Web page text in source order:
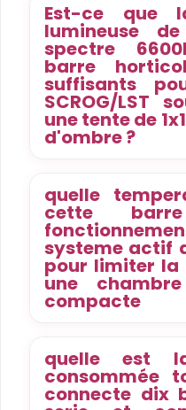
Est-ce que
lumineuse
spectre
barre
suffisants
SCROG/LST
une tente de
d'ombre ?
quelle
cette
systeme actif
pour limiter la
une
compacte
quelle est
consommée
connecte dix